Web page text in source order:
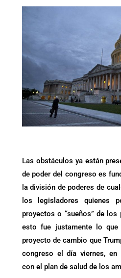
Las obstáculos ya están
de poder del congreso es
la división de poderes de
los legisladores quienes
proyectos o “sueños” de
esto fue justamente lo
proyecto de cambio que
congreso el día viernes, en
con el plan de salud de los